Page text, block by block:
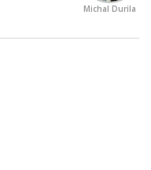
Michal Durila